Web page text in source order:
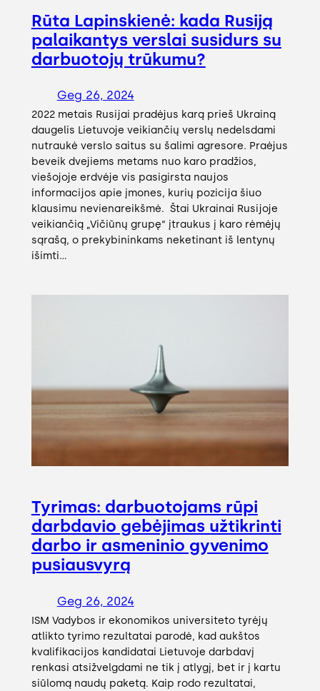
Rūta Lapinskienė: kada Rusiją
palaikantys verslai susidurs su
darbuotojų trūkumu?
Geg 26, 2024
2022 metais Rusijai pradėjus karą prieš Ukrainą
daugelis Lietuvoje veikiančių verslų nedelsdami
nutraukė verslo saitus su šalimi agresore. Praėjus
beveik dvejiems metams nuo karo pradžios,
viešojoje erdvėje vis pasigirsta naujos
informacijos apie įmones, kurių pozicija šiuo
klausimu nevienareikšmė. Štai Ukrainai Rusijoje
veikiančią „Vičiūnų grupę“ įtraukus į karo rėmėjų
sąrašą, o prekybininkams neketinant iš lentynų
išimti…
Tyrimas: darbuotojams rūpi
darbdavio gebėjimas užtikrinti
darbo ir asmeninio gyvenimo
pusiausvyrą
Geg 26, 2024
ISM Vadybos ir ekonomikos universiteto tyrėjų
atlikto tyrimo rezultatai parodė, kad aukštos
kvalifikacijos kandidatai Lietuvoje darbdavį
renkasi atsižvelgdami ne tik į atlygį, bet ir į kartu
siūlomą naudų paketą. Kaip rodo rezultatai,